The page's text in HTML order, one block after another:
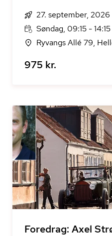
27. september, 2026
Søndag, 09:15 - 14:15
Ryvangs Allé 79,
975 kr.
Foredrag: Axel